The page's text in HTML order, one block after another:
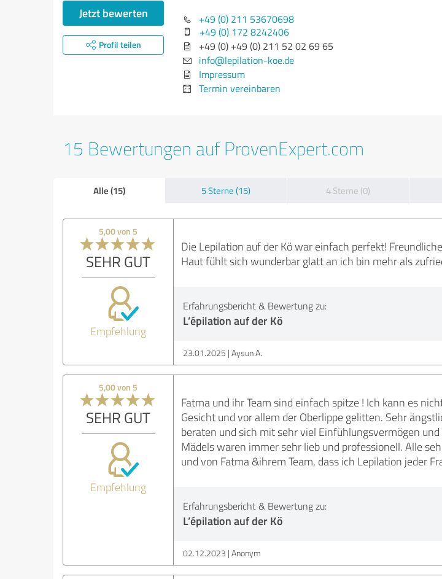
Jetzt bewerten
Profil teilen
+49 (0) 211 53670698
+49 (0) 172 8242406
+49 (0) +49 (0) 211 52 02 69 65
info@lepilation-koe.de
Impressum
Termin vereinbaren
15 Bewertungen auf ProvenExpert.com
Alle (15) 5 Sterne (15) 4 Sterne (0)
5,00 von 5
SEHR GUT
Empfehlung
Die Lepilation auf der Kö war einfach perfekt!
Haut fühlt sich wunderbar glatt an ich bin mehr als
Erfahrungsbericht & Bewertung zu:
L’épilation auf der Kö
23.01.2025 Aysun A.
5,00 von 5
SEHR GUT
Empfehlung
Fatma und ihr Team sind einfach spitze ! Ich kann es
Gesicht und vor allem der Oberlippe gelitten. Sehr
beraten und sich mit sehr viel Einfühlungsvermögen
Mädels waren immer sehr lieb und professionell. Alle
und von Fatma &ihrem Team, dass ich Lepilation jeder
Erfahrungsbericht & Bewertung zu:
L’épilation auf der Kö
02.12.2023 Anonym